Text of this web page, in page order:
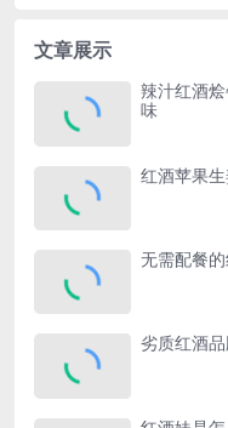
文章展示
辣汁红酒
味
红酒苹果
无需配餐
劣质红酒